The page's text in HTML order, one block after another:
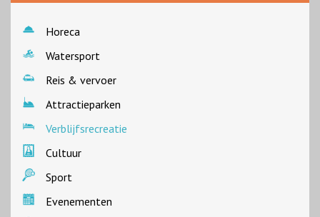
Horeca
Watersport
Reis & vervoer
Attractieparken
Verblijfsrecreatie
Cultuur
Sport
Evenementen